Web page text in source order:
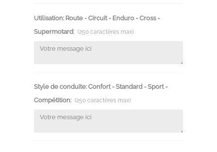
Utilisation: Route - Circuit - Enduro - Cross -
Supermotard: (250 caractères max)
Style de conduite: Confort - Standard - Sport -
Compétition: (250 caractères max)